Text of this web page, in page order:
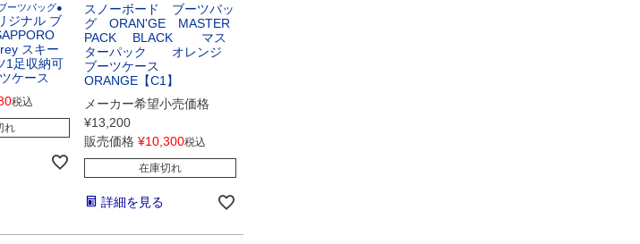
ーツバッグ●
ジナル ブ
スキー
1足収納可
ケース
税込
れ
スノーボード ブーツバッ
グ ORAN'GE MASTER
PACK BLACK マス
ターパック オレンジ
ブーツケース
ORANGE【C1】
メーカー希望小売価格
¥13,200
販売価格 ¥10,300税込
在庫切れ
詳細を見る